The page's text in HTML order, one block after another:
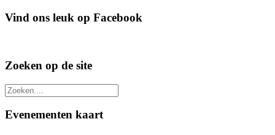
Vind ons leuk op Facebook
Zoeken op de site
Evenementen kaart